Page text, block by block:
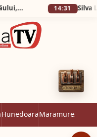
Silva Logistic Services. Orlat, Cibin, Gura Râului, Paltinis, Arena Platos, Iezeru Mare, drumul spre inima Mǎrginimii. 14:31
HunedoaraMaramureș